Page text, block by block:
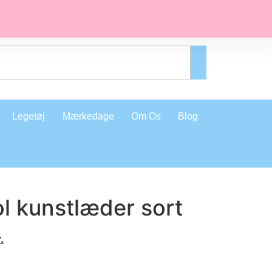
Legetøj Mærkedage Om Os Blog
kunstlæder sort